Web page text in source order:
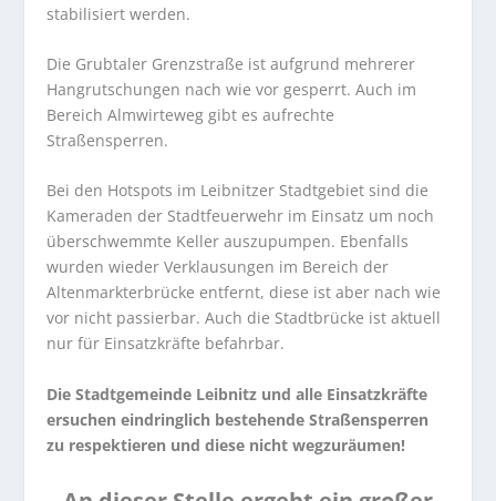
stabilisiert werden.
Die Grubtaler Grenzstraße ist aufgrund mehrerer
Hangrutschungen nach wie vor gesperrt. Auch im
Bereich Almwirteweg gibt es aufrechte
Straßensperren.
Bei den Hotspots im Leibnitzer Stadtgebiet sind die
Kameraden der Stadtfeuerwehr im Einsatz um noch
überschwemmte Keller auszupumpen. Ebenfalls
wurden wieder Verklausungen im Bereich der
Altenmarkterbrücke entfernt, diese ist aber nach wie
vor nicht passierbar. Auch die Stadtbrücke ist aktuell
nur für Einsatzkräfte befahrbar.
Die Stadtgemeinde Leibnitz und alle Einsatzkräfte
ersuchen eindringlich bestehende Straßensperren
zu respektieren und diese nicht wegzuräumen!